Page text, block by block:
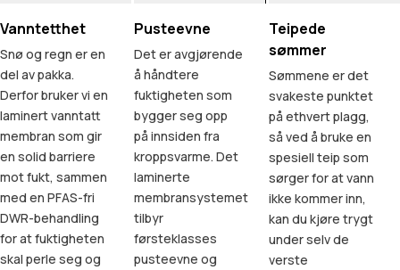
Vanntetthet
Snø og regn er en
del av pakka.
Derfor bruker vi en
laminert vanntatt
membran som gir
en solid barriere
mot fukt, sammen
med en PFAS-fri
DWR-behandling
for at fuktigheten
skal perle seg og
Pusteevne
Det er avgjørende
å håndtere
fuktigheten som
bygger seg opp
på innsiden fra
kroppsvarme. Det
laminerte
membransystemet
tilbyr
førsteklasses
pusteevne og
Teipede
sømmer
Sømmene er det
svakeste punktet
på ethvert plagg,
så ved å bruke en
spesiell teip som
sørger for at vann
ikke kommer inn,
kan du kjøre trygt
under selv de
verste